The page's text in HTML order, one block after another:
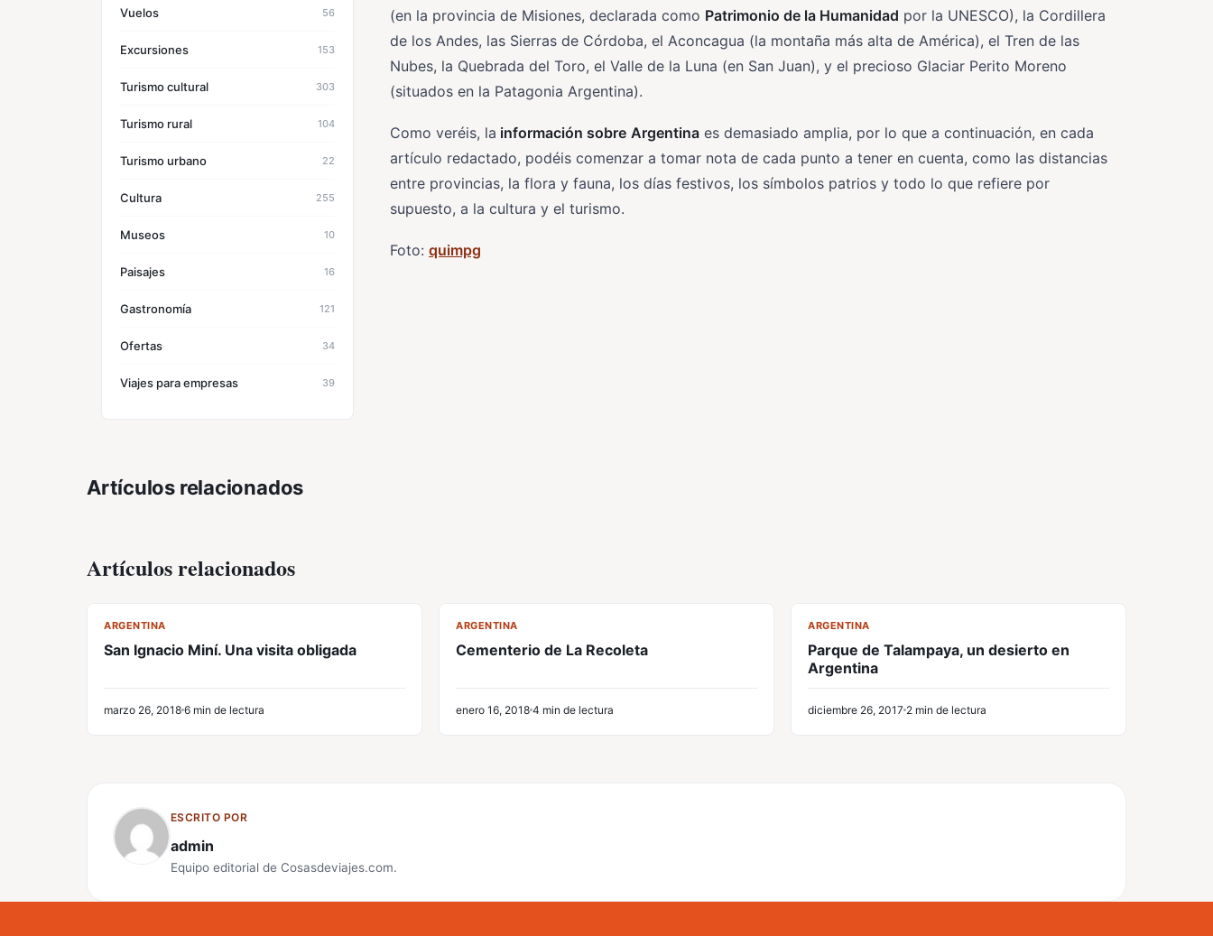
Vuelos 56
Excursiones 153
Turismo cultural 303
Turismo rural 104
Turismo urbano 22
Cultura 255
Museos 10
Paisajes 16
Gastronomía 121
Ofertas 34
Viajes para empresas 39
(en la provincia de Misiones, declarada como Patrimonio de la Humanidad por la UNESCO), la Cordillera
de los Andes, las Sierras de Córdoba, el Aconcagua (la montaña más alta de América), el Tren de las
Nubes, la Quebrada del Toro, el Valle de la Luna (en San Juan), y el precioso Glaciar Perito Moreno
(situados en la Patagonia Argentina).
Como veréis, la información sobre Argentina es demasiado amplia, por lo que a continuación, en cada
artículo redactado, podéis comenzar a tomar nota de cada punto a tener en cuenta, como las distancias
entre provincias, la flora y fauna, los días festivos, los símbolos patrios y todo lo que refiere por
supuesto, a la cultura y el turismo.
Foto: quimpg
Artículos relacionados
Artículos relacionados
ARGENTINA
San Ignacio Miní. Una visita obligada
marzo 26, 2018 6 min de lectura
ARGENTINA
Cementerio de La Recoleta
enero 16, 2018 4 min de lectura
ARGENTINA
Parque de Talampaya, un desierto en
Argentina
diciembre 26, 2017 2 min de lectura
ESCRITO POR
admin
Equipo editorial de Cosasdeviajes.com.